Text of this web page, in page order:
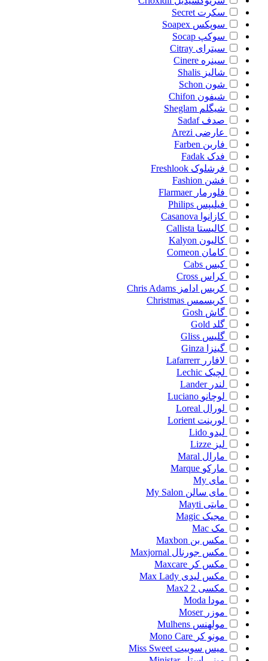
سکرت Secret
سوپکس Soapex
سوکپ Socap
سیترای Citray
سینره Cinere
شالیز Shalis
شون Schon
شیفون Chifon
شیگلم Sheglam
صدف Sadaf
عارضی Arezi
فاربن Farben
فدک Fadak
فرشلوک Freshlook
فشن Fashion
فلورمار Flarmaer
فیلیپس Philips
کازانوا Casanova
کالیستا Callista
کالیون Kalyon
کامان Comeon
کبس Cabs
کراس Cross
کریس ادامز Chris Adams
کریسمس Christmas
گاش Gosh
گلد Gold
گلیس Gliss
گینزا
Ginza
لافارر Lafarrerr
لچیک Lechic
لندر Lander
لوچانو Luciano
لورال Loreal
لورینت Lorient
لیدو Lido
لیز Lizze
مارال Maral
مارکو Marque
مای My
مای سالن My Salon
مایتی Mayti
مجیک Magic
مک Mac
مکس بن Maxbon
مکس جورنال Maxjornal
مکس کر Maxcare
مکس لیدی Max Lady
مکسی 2
Max2
مودا Moda
موزر Moser
مولهنس Mulhens
مونو کر Mono Care
میس سوییت Miss Sweet